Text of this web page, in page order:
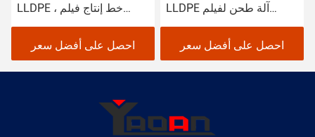
LLDPE ، خط إنتاج فيلم
التشبث ، فيلم التلفيف
احصل على أفضل سعر
LLDPE آلة طحن لفيلم
التمدد مزدوج الطبقة
احصل على أفضل سعر